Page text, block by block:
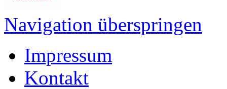
Navigation überspringen
Impressum
Kontakt